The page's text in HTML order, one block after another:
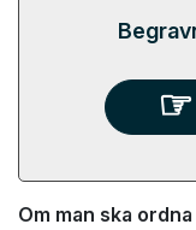
Om man ska